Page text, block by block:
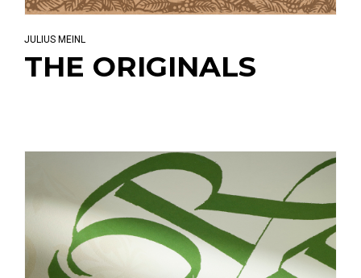
JULIUS MEINL
THE ORIGINALS